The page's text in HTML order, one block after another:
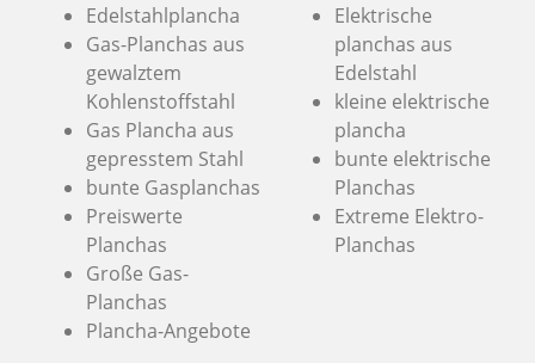
Edelstahlplancha
Gas-Planchas aus
gewalztem
Kohlenstoffstahl
Gas Plancha aus
gepresstem Stahl
bunte Gasplanchas
Preiswerte
Planchas
Große Gas-
Planchas
Plancha-Angebote
Elektrische
planchas aus
Edelstahl
kleine elektrische
plancha
bunte elektrische
Planchas
Extreme Elektro-
Planchas